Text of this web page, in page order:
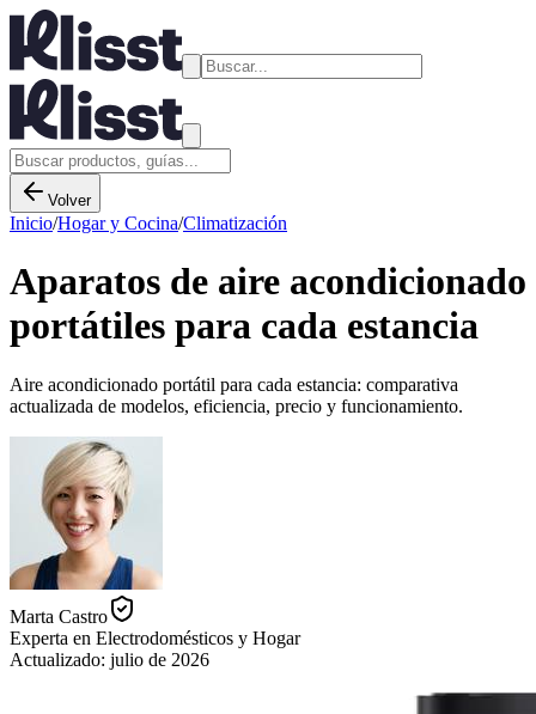
Volver
Inicio/Hogar y Cocina/Climatización
Aparatos de aire acondicionado
portátiles para cada estancia
Aire acondicionado portátil para cada estancia: comparativa
actualizada de modelos, eficiencia, precio y funcionamiento.
Marta Castro
Experta en Electrodomésticos y Hogar
Actualizado: julio de 2026